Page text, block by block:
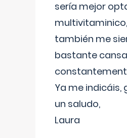
sería mejor
también me
bastante
Ya me indicáis,
un saludo,
Laura